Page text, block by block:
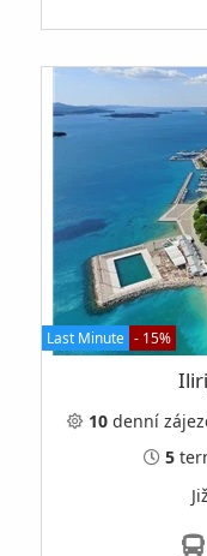
Last Minute - 15%
10denní
5